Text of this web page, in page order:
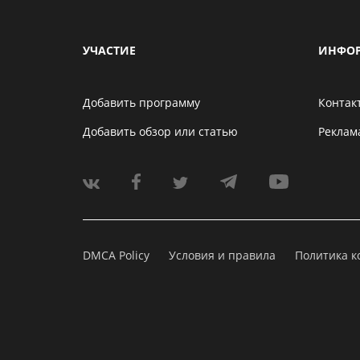
УЧАСТИЕ
Добавить программу
Добавить обзор или статью
DMCA Policy Условия и правила
Политика